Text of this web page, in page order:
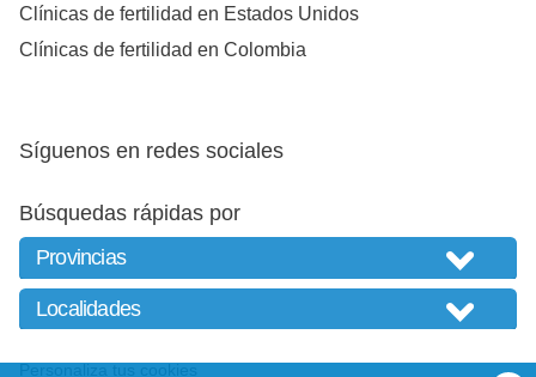
Clínicas de fertilidad en Estados Unidos
Clínicas de fertilidad en Colombia
Síguenos en redes sociales
Búsquedas rápidas por